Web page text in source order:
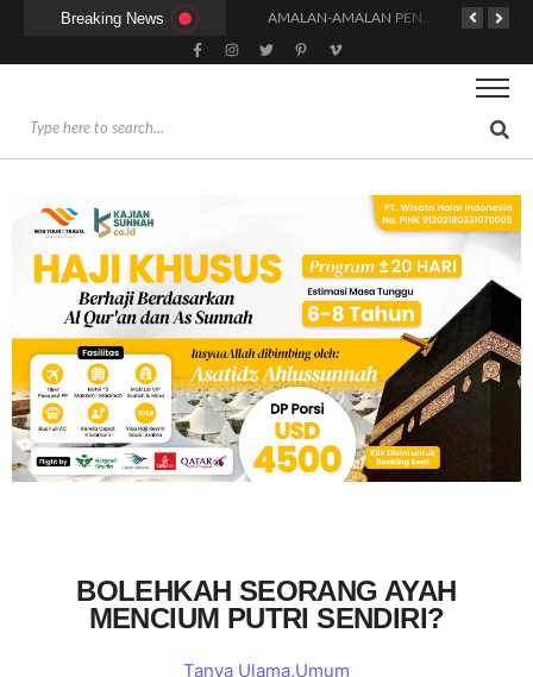
Breaking News
BOLEHKAH SEORANG AYAH
MENCIUM PUTRI SENDIRI?
Tanya Ulama,Umum